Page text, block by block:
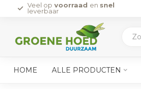
Veel op voorraad en snel
leverbaar
HOME ALLE PRODUCTEN